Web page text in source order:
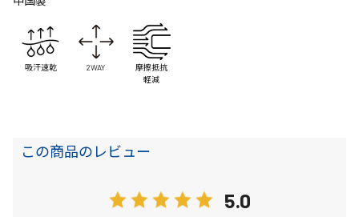
吸汗速乾 2WAY
摩擦抵抗
軽減
この商品のレビュー
5.0